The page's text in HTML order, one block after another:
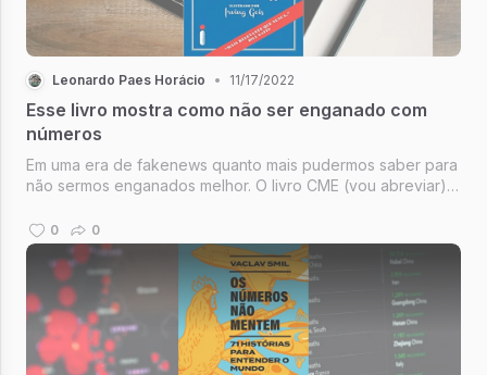
Leonardo Paes Horácio • 11/17/2022
Esse livro mostra como não ser enganado com
números
Em uma era de fakenews quanto mais pudermos saber para
não sermos enganados melhor. O livro CME (vou abreviar)
que recomendam Colgate? Então, são deles que estamos
falando.
0 0